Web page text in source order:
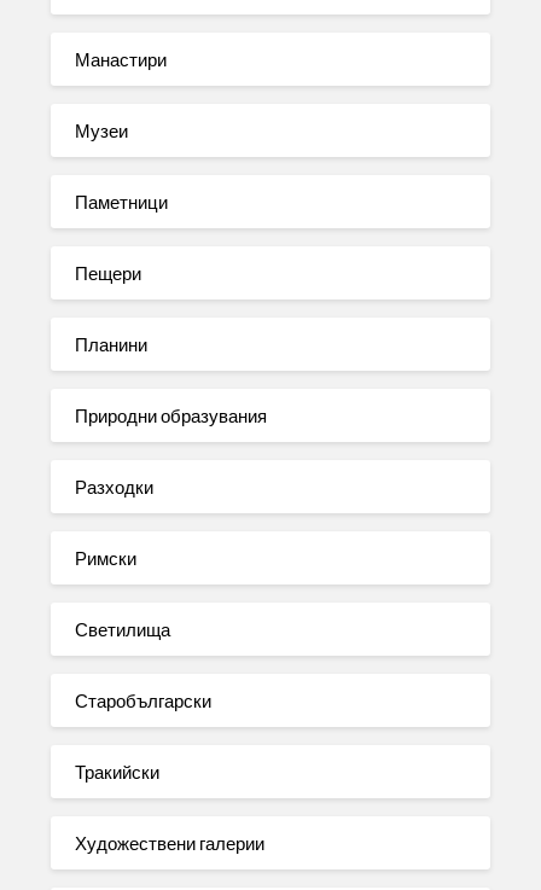
Манастири
Музеи
Паметници
Пещери
Планини
Природни образувания
Разходки
Римски
Светилища
Старобългарски
Тракийски
Художествени галерии